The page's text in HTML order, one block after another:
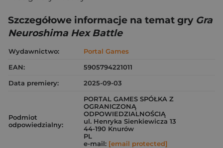
Szczegółowe informacje na temat gry Gra
Neuroshima Hex Battle
Wydawnictwo:
Portal Games
EAN:
5905794221011
Data premiery:
2025-09-03
Podmiot
odpowiedzialny:
PORTAL GAMES SPÓŁKA Z
OGRANICZONĄ
ODPOWIEDZIALNOŚCIĄ
ul. Henryka Sienkiewicza 13
44-190 Knurów
PL
e-mail: [email protected]